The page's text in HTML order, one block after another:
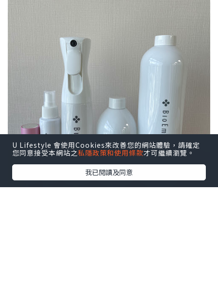
U Lifestyle 會使用Cookies來改善您的網站體驗，請確定
您同意接受本網站之私隱政策和使用條款才可繼續瀏覽。
我已閱讀及同意